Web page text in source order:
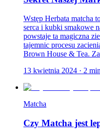
Wstęp Herbata matcha
serca i kubki smakowe
powstaje ta magiczna
tajemnic procesu
Brown House & Tea.
13 kwietnia 2024 · 2 min
Matcha
Czy Matcha jest